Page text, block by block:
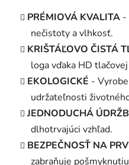
PRÉMIOVÁ KVALITA -
nečistoty a vlhkosť.
KRIŠTÁĽOVO ČISTÁ
loga vďaka HD
EKOLOGICKÉ -
udržateľnosti
JEDNODUCHÁ
dlhotrvajúci vzhľad.
BEZPEČNOSŤ NA
zabraňuje